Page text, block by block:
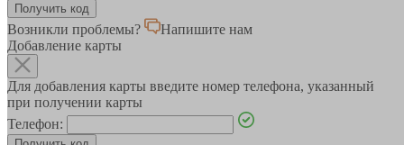
Возникли проблемы?
Напишите нам
Добавление карты
Для добавления карты введите номер телефона, указанный
при получении карты
Телефон: